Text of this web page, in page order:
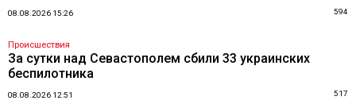
08.08.2026 15:26 594
Происшествия
За сутки над Севастополем сбили 33 украинских
беспилотника
08.08.2026 12:51 517